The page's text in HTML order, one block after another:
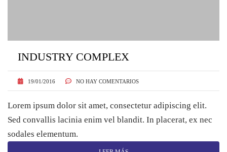
INDUSTRY COMPLEX
19/01/2016 NO HAY COMENTARIOS
Lorem ipsum dolor sit amet, consectetur adipiscing elit.
Sed convallis lacinia enim vel blandit. In placerat, ex nec
sodales elementum.